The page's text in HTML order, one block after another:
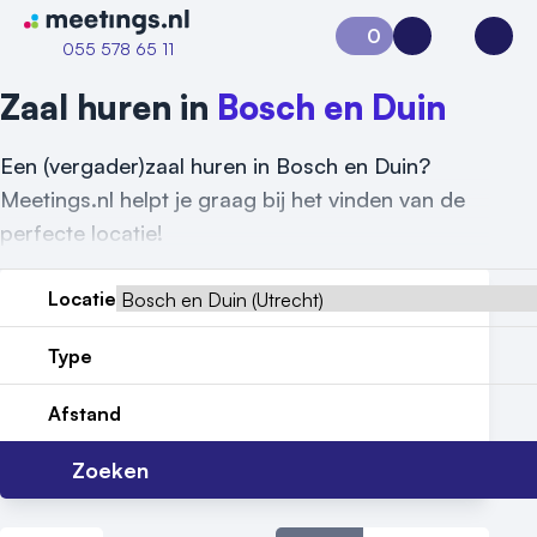
Naar home van Meetings
055 578 65 11
0
Aanvraag 0Inloggen
Zaal huren in Bosch en Duin
Een (vergader)zaal huren in Bosch en Duin?
Meetings.nl helpt je graag bij het vinden van de
perfecte locatie!
Locatie
Type
Afstand
Zoeken